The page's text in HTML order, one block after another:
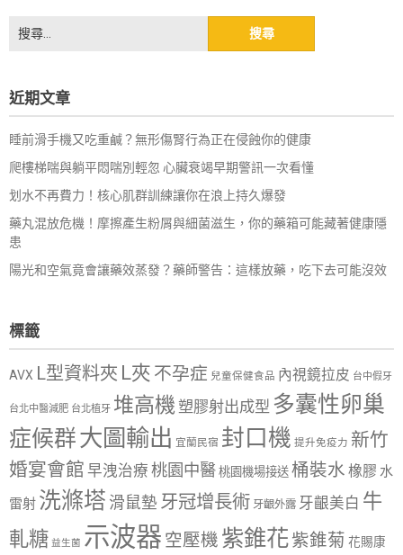
搜
尋
字:
近期文章
睡前滑手機又吃重鹹？無形傷腎行為正在侵蝕你的健康
爬樓梯喘與躺平悶喘別輕忽 心臟衰竭早期警訊一次看懂
划水不再費力！核心肌群訓練讓你在浪上持久爆發
藥丸混放危機！摩擦產生粉屑與細菌滋生，你的藥箱可能藏著健康隱
患
陽光和空氣竟會讓藥效蒸發？藥師警告：這樣放藥，吃下去可能沒效
標籤
AVX L型資料夾 L夾 不孕症 兒童保健食品 內視鏡拉皮 台中假牙
台北中醫減肥 台北植牙 堆高機塑膠射出成型 多囊性卵巢
症候群大圖輸出 宜蘭民宿 封口機 提升免疫力 新竹
婚宴會館 早洩治療 桃園中醫 桃園機場接送 桶裝水 橡膠 水
雷射 洗滌塔 滑鼠墊 牙冠增長術 牙齦外露 牙齦美白 牛
軋糖 益生菌 示波器 空壓機 紫錐花紫錐菊 花賜康